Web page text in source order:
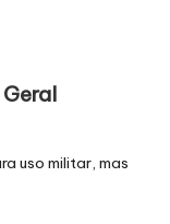
uso militar, mas